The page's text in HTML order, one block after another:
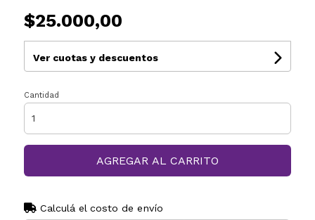
$25.000,00
Ver cuotas y descuentos
Cantidad
AGREGAR AL CARRITO
Calculá el costo de envío